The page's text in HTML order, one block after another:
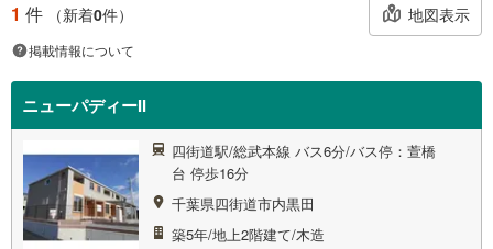
1 件 （新着0件） 地図表示
掲載情報について
ニューパディーII
四街道駅/総武本線 バス6分/バス停：萱橋
台 停歩16分
千葉県四街道市内黒田
築5年/地上2階建て/木造